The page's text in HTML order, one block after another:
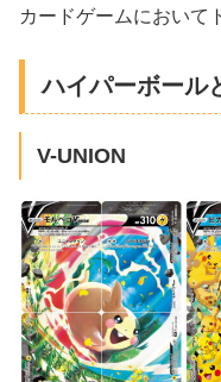
カードゲームにおいて
ハイパーボール
V-UNION